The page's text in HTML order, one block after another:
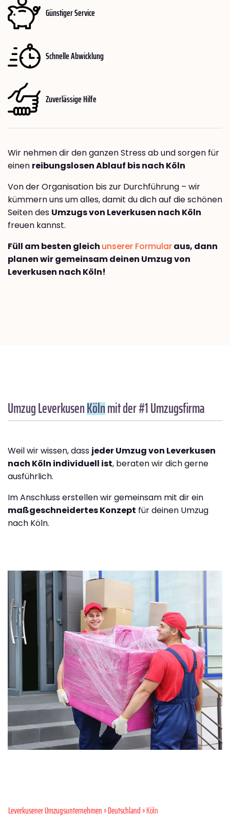
Günstiger Service
Schnelle Abwicklung
Zuverlässige Hilfe
Wir nehmen dir den ganzen Stress ab und sorgen für
einen reibungslosen Ablauf bis nach Köln
Von der Organisation bis zur Durchführung – wir
kümmern uns um alles, damit du dich auf die schönen
Seiten des Umzugs von Leverkusen nach Köln
freuen kannst.
Füll am besten gleich unserer Formularaus, dann
planen wir gemeinsam deinen Umzug von
Leverkusen nach Köln!
Umzug LeverkusenKölnmit der #1 Umzugsfirma
Weil wir wissen, dass jeder Umzug von Leverkusen
nach Köln individuell ist, beraten wir dich gerne
ausführlich.
Im Anschluss erstellen wir gemeinsam mit dir ein
maßgeschneidertes Konzept für deinen Umzug
nach Köln.
Leverkusener Umzugsunternehmen»Deutschland» Köln